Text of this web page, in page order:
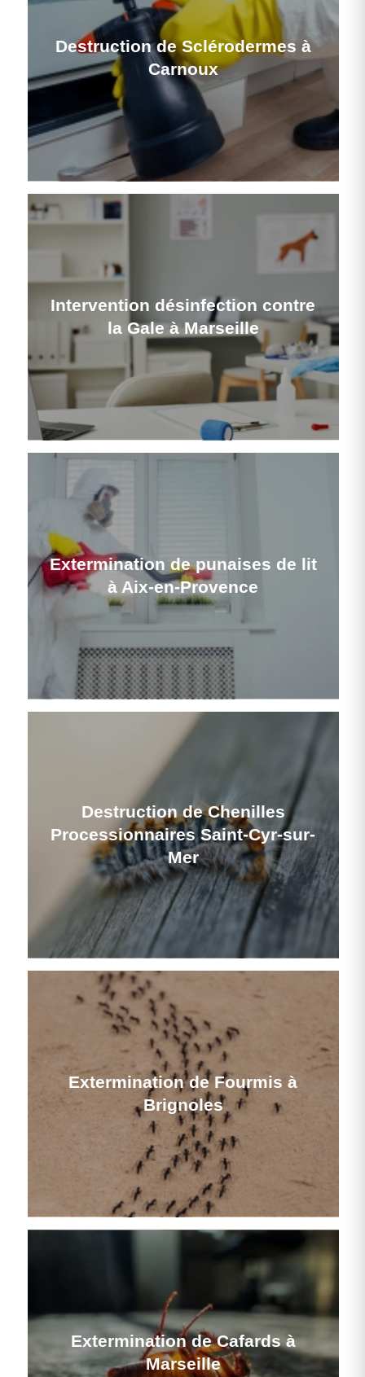
Destruction de Sclérodermes à
Carnoux
Intervention désinfection contre
la Gale à Marseille
Extermination de punaises de lit
à Aix-en-Provence
Destruction de Chenilles
Processionnaires Saint-Cyr-sur-
Mer
Extermination de Fourmis à
Brignoles
Extermination de Cafards à
Marseille